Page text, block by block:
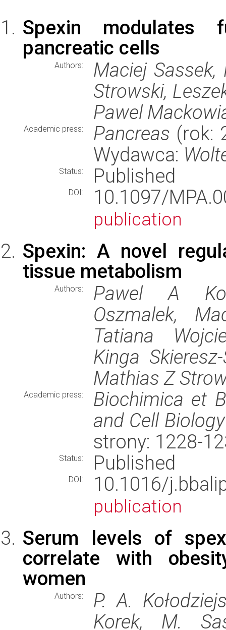
Spexin modulates
pancreatic cells
Authors:
Maciej
Strowski,
Pawel
Academic press: Pancreas (rok:
Wydawca:
Status: Published
DOI: 10.1097/
publication
Spexin: A novel
tissue metabolism
Authors:
Pawel A
Oszmalek,
Tatiana
Kinga
Mathias Z
Academic press:
Biochimica et
and Cell
strony: 1228-
Status: Published
DOI: 10.1016/
publication
Serum levels of
correlate with
women
Authors:
P. A.
Korek, M.